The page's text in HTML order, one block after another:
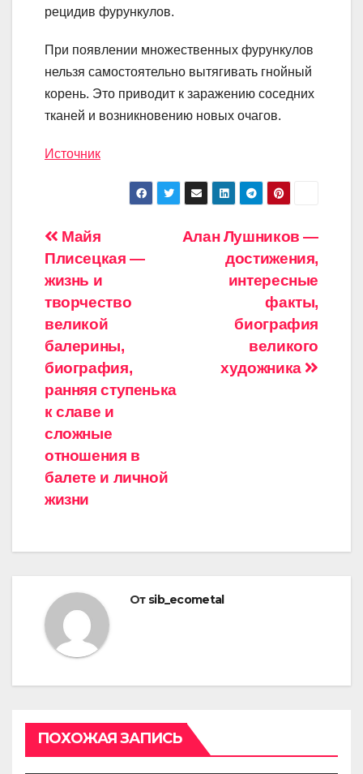
рецидив фурункулов.
При появлении множественных фурункулов
нельзя самостоятельно вытягивать гнойный
корень. Это приводит к заражению соседних
тканей и возникновению новых очагов.
Источник
Навигация
по
записям
Алан Лушников —
достижения,
интересные
факты,
биография
великого
художника
Майя
Плисецкая —
жизнь и
творчество
великой
балерины,
биография,
ранняя ступенька
к славе и
сложные
отношения в
балете и личной
жизни
От sib_ecometal
ПОХОЖАЯ ЗАПИСЬ